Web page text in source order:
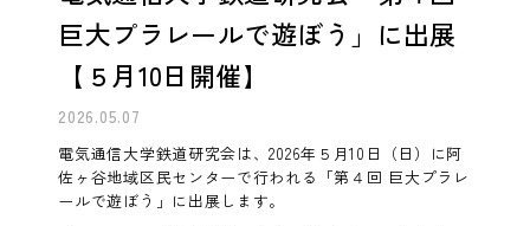
巨大プラレールで遊ぼう」に出展
【５月10日開催】
2026.05.07
電気通信大学鉄道研究会は、2026年５月10日（日）に阿
佐ヶ谷地域区民センターで行われる「第４回 巨大プラレ
ールで遊ぼう」に出展します。